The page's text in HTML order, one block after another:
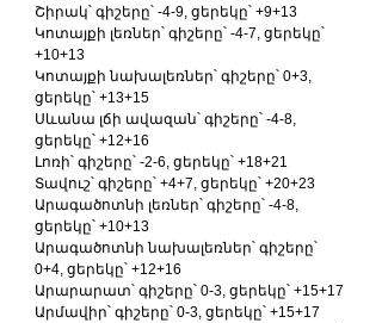
Շիրակ՝ գիշերը՝ -4-9, ցերեկը՝ +9+13
Կոտայքի լեռներ՝ գիշերը՝ -4-7, ցերեկը՝
+10+13
Կոտայքի նախալեռներ՝ գիշերը՝ 0+3,
ցերեկը՝ +13+15
Սևանա լճի ավազան՝ գիշերը՝ -4-8,
ցերեկը՝ +12+16
Լոռի՝ գիշերը՝ -2-6, ցերեկը՝ +18+21
Տավուշ՝ գիշերը՝ +4+7, ցերեկը՝ +20+23
Արագածոտնի լեռներ՝ գիշերը՝ -4-8,
ցերեկը՝ +10+13
Արագածոտնի նախալեռներ՝ գիշերը՝
0+4, ցերեկը՝ +12+16
Արարարատ՝ գիշերը՝ 0-3, ցերեկը՝ +15+17
Արմավիր՝ գիշերը՝ 0-3, ցերեկը՝ +15+17